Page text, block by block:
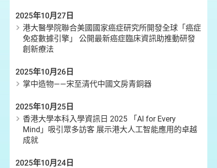
2025年10月27日
港大醫學院聯合美國國家癌症研究所開發全球「癌症
免疫數據引擎」 公開最新癌症臨床資訊助推動研發
創新療法
2025年10月26日
掌中造物——宋至清代中國文房青銅器
2025年10月25日
香港大學本科入學資訊日 2025 「AI for Every
Mind」吸引眾多訪客 展示港大人工智能應用的卓越
成就
2025年10月24日